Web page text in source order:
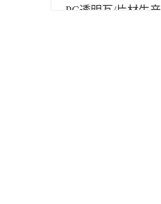
PC透明瓦/片材生